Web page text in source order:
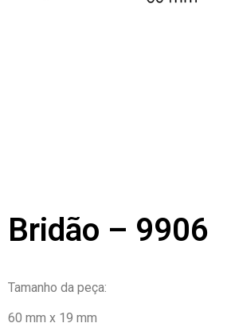
Bridão – 9906
Tamanho da peça:
60 mm x 19 mm